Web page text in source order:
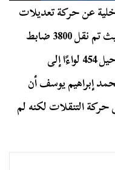
وزير الداخلية عن حركة تعديلات
هي الأوسع من نوعها في سنة 2012 حيث تم نقل 3800 ضابط
شرطة من الأجهزة التي يعملون فيها وأحيل 454 لواءًا إلى
إبراهيم يوسف أن
التنقلات لكنه لم